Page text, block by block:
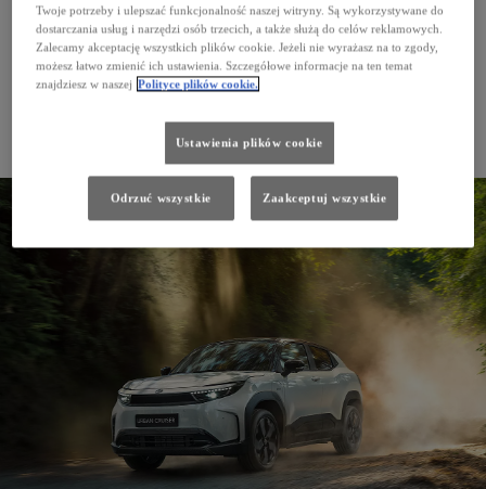
Twoje potrzeby i ulepszać funkcjonalność naszej witryny. Są wykorzystywane do
dostarczania usług i narzędzi osób trzecich, a także służą do celów reklamowych.
Zalecamy akceptację wszystkich plików cookie. Jeżeli nie wyrażasz na to zgody,
możesz łatwo zmienić ich ustawienia. Szczegółowe informacje na ten temat
znajdziesz w naszej Polityce plików cookie.
Ustawienia plików cookie
Odrzuć wszystkie Zaakceptuj wszystkie